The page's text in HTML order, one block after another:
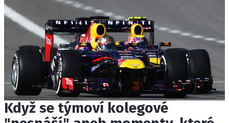
Když se týmoví kolegové